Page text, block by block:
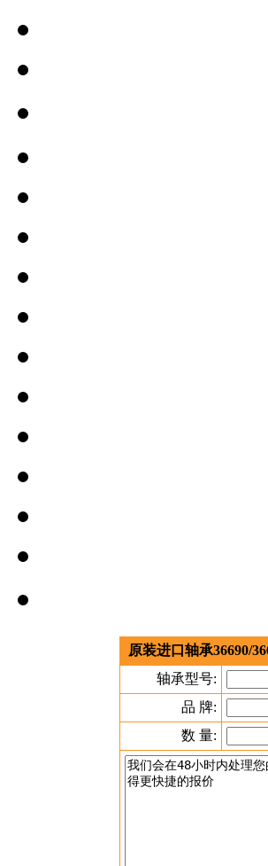
原装进口轴承36690/
轴承型号:
品 牌:
数 量: